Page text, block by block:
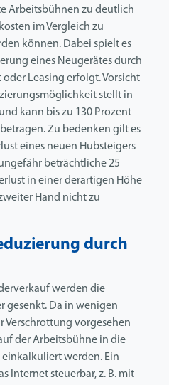
Arbeitsbühnen zu deutlich
im Vergleich zu
können. Dabei spielt es
eines Neugerätes durch
Leasing erfolgt. Vorsicht
stellt in
kann bis zu 130 Prozent
Zu bedenken gilt es
eines neuen Hubsteigers
beträchtliche 25
in einer derartigen Höhe
Hand nicht zu
durch
werden die
gesenkt. Da in wenigen
Verschrottung vorgesehen
der Arbeitsbühne in die
werden. Ein
Internet steuerbar, z. B. mit